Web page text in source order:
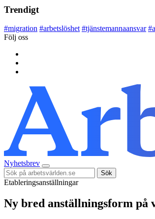
Trendigt
#migration #arbetslöshet #tjänstemannaansvar #
Följ oss
Nyhetsbrev
Sök
Etableringsanställningar
Ny bred anställningsform på